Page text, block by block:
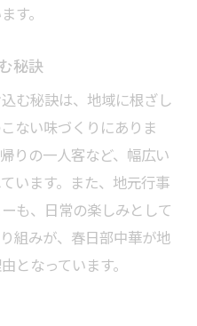
す。
秘訣
む秘訣は、地域に根ざし
ない味づくりにありま
りの一人客など、幅広い
います。また、地元行事
も、日常の楽しみとして
組みが、春日部中華が地
となっています。